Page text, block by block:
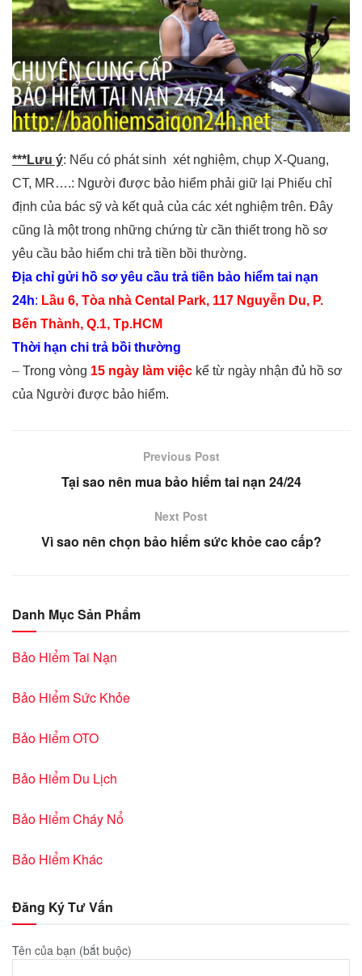
***Lưu ý: Nếu có phát sinh xét nghiệm, chụp X-Quang,
CT, MR….: Người được bảo hiểm phải giữ lại Phiếu chỉ
định của bác sỹ và kết quả của các xét nghiệm trên. Đây
cũng là một trong những chứng từ cần thiết trong hồ sơ
yêu cầu bảo hiểm chi trả tiền bồi thường.
Địa chỉ gửi hồ sơ yêu cầu trả tiền bảo hiểm tai nạn
24h: Lầu 6, Tòa nhà Cental Park, 117 Nguyễn Du, P.
Bến Thành, Q.1, Tp.HCM
Thời hạn chi trả bồi thường
– Trong vòng 15 ngày làm việc kể từ ngày nhận đủ hồ sơ
của Người được bảo hiểm.
Previous Post
Tại sao nên mua bảo hiểm tai nạn 24/24
Next Post
Vì sao nên chọn bảo hiểm sức khỏe cao cấp?
Danh Mục Sản Phẩm
Bảo Hiểm Tai Nạn
Bảo Hiểm Sức Khỏe
Bảo Hiểm OTO
Bảo Hiểm Du Lịch
Bảo Hiểm Cháy Nổ
Bảo Hiểm Khác
Đăng Ký Tư Vấn
Tên của bạn (bắt buộc)